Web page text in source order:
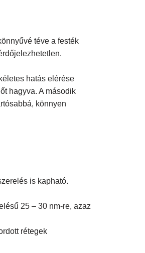
téve a festék
hatás elérése
hagyva. A második
könnyen
is kapható.
25 – 30 nm-re, azaz
rétegek